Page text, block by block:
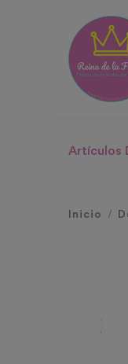
Artículos
Inicio